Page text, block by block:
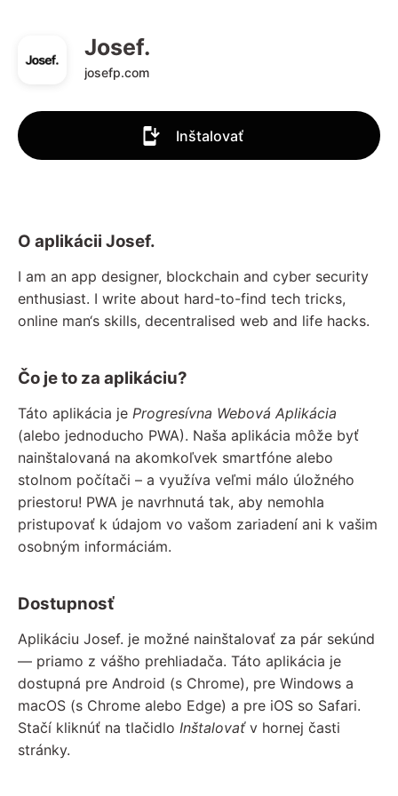
Josef.
josefp.com
Inštalovať
O aplikácii Josef.
I am an app designer, blockchain and cyber security
enthusiast. I write about hard-to-find tech tricks,
online man‘s skills, decentralised web and life hacks.
Čo je to za aplikáciu?
Táto aplikácia je Progresívna Webová Aplikácia
(alebo jednoducho PWA). Naša aplikácia môže byť
nainštalovaná na akomkoľvek smartfóne alebo
stolnom počítači – a využíva veľmi málo úložného
priestoru! PWA je navrhnutá tak, aby nemohla
pristupovať k údajom vo vašom zariadení ani k vašim
osobným informáciám.
Dostupnosť
Aplikáciu Josef. je možné nainštalovať za pár sekúnd
— priamo z vášho prehliadača. Táto aplikácia je
dostupná pre Android (s Chrome), pre Windows a
macOS (s Chrome alebo Edge) a pre iOS so Safari.
Stačí kliknúť na tlačidlo Inštalovaťv hornej časti
stránky.